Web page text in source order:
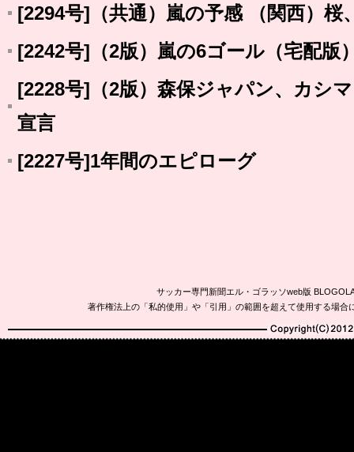
[2294号]（共通）嵐の予感 （関西）桜
[2242号]（2版）嵐の6ゴール（宅配版
[2228号]（2版）森保ジャパン、カシ
宣言
[2227号]1年間のエピローグ
サッカー専門新聞エル・ゴラッソweb版
著作権法上の「私的使用」や「引用」の範囲を超えて使用する場
Copyright(C)2010-